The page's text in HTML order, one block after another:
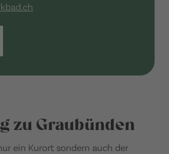
zu Graubünden
ein Kurort sondern auch der